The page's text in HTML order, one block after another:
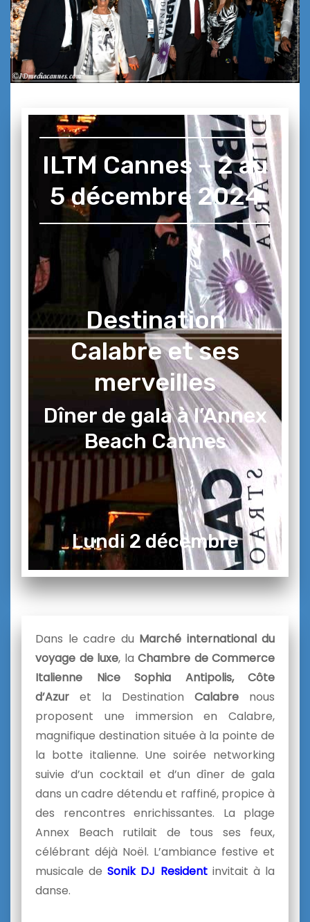
ILTM Cannes – 2 au
5 décembre 2024
Destination
Calabre et ses
merveilles
Dîner de gala à l’Annex
Beach Cannes
Lundi 2 décembre
Dans le cadre du Marché international du
voyage de luxe, la Chambre de Commerce
Italienne Nice Sophia Antipolis, Côte
d’Azur et la Destination Calabre nous
proposent une immersion en Calabre,
magnifique destination située à la pointe de
la botte italienne. Une soirée networking
suivie d’un cocktail et d’un dîner de gala
dans un cadre détendu et raffiné, propice à
des rencontres enrichissantes. La plage
Annex Beach rutilait de tous ses feux,
célébrant déjà Noël. L’ambiance festive et
musicale deSonik DJ Resident invitait à la
danse.